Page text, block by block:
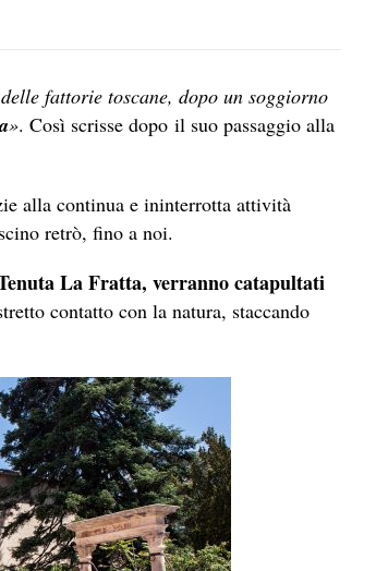
fattorie toscane, dopo un soggiorno
». Così scrisse dopo il suo passaggio alla
alla continua e ininterrotta attività
retrò, fino a noi.
La Fratta, verranno catapultati
contatto con la natura, staccando